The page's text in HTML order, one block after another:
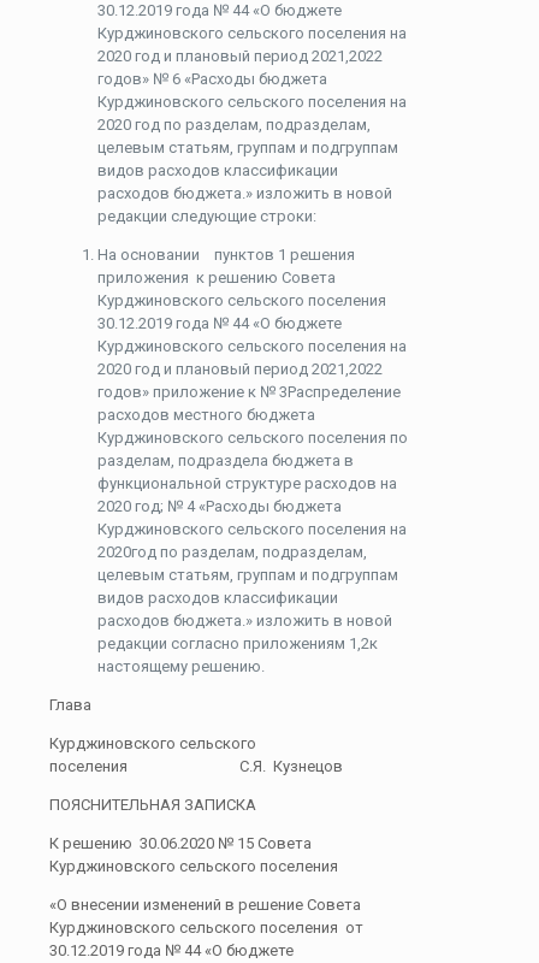
30.12.2019 года № 44 «О бюджете
Курджиновского сельского поселения на
2020 год и плановый период 2021,2022
годов» № 6 «Расходы бюджета
Курджиновского сельского поселения на
2020 год по разделам, подразделам,
целевым статьям, группам и подгруппам
видов расходов классификации
расходов бюджета.» изложить в новой
редакции следующие строки:
На основании пунктов 1 решения
приложения к решению Совета
Курджиновского сельского поселения
30.12.2019 года № 44 «О бюджете
Курджиновского сельского поселения на
2020 год и плановый период 2021,2022
годов» приложение к № 3Распределение
расходов местного бюджета
Курджиновского сельского поселения по
разделам, подраздела бюджета в
функциональной структуре расходов на
2020 год; № 4 «Расходы бюджета
Курджиновского сельского поселения на
2020год по разделам, подразделам,
целевым статьям, группам и подгруппам
видов расходов классификации
расходов бюджета.» изложить в новой
редакции согласно приложениям 1,2к
настоящему решению.
Глава
Курджиновского сельского
поселения С.Я. Кузнецов
ПОЯСНИТЕЛЬНАЯ ЗАПИСКА
К решению 30.06.2020 № 15 Совета
Курджиновского сельского поселения
«О внесении изменений в решение Совета
Курджиновского сельского поселения от
30.12.2019 года № 44 «О бюджете